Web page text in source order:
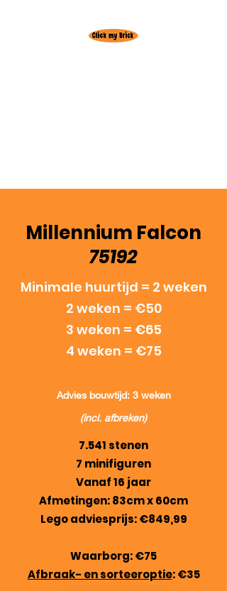
Millennium Falcon
75192
Minimale huurtijd = 2 weken
2 weken = €50
3 weken = €65
4 weken = €75
Advies bouwtijd: 3 weken
(incl. afbreken)
7.541 stenen
7 minifiguren
Vanaf 16 jaar
Afmetingen: 83cm x 60cm
Lego adviesprijs: €849,99
Waarborg: €75
Afbraak- en sorteeroptie: €35